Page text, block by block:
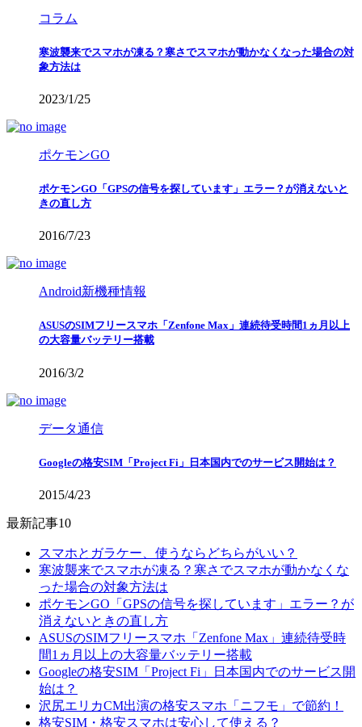
コラム
寒波襲来でスマホが凍る？寒さでスマホが動かなくなった場合の対
象方法は
2023/1/25
ポケモンGO
ポケモンGO「GPSの信号を探しています」エラー？が消えないと
きの直し方
2016/7/23
Android新機種情報
ASUSのSIMフリースマホ「Zenfone Max」連続待受時間1ヵ月以上
の大容量バッテリー搭載
2016/3/2
データ通信
Googleの格安SIM「Project Fi」日本国内でのサービス開始は？
2015/4/23
最新記事10
スマホとガラケー、使うならどちらがいい？
寒波襲来でスマホが凍る？寒さでスマホが動かなくな
った場合の対象方法は
ポケモンGO「GPSの信号を探しています」エラー？が
消えないときの直し方
ASUSのSIMフリースマホ「Zenfone Max」連続待受時
間1ヵ月以上の大容量バッテリー搭載
Googleの格安SIM「Project Fi」日本国内でのサービス開
始は？
沢尻エリカCM出演の格安スマホ「ニフモ」で節約！
格安SIM・格安スマホは安心して使える？